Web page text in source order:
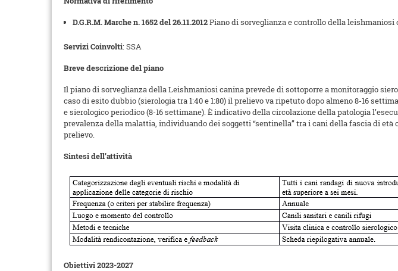
D.G.R.M. Marche n. 1652 del 26.11.2012Piano di sorveglianza e controllo della leishmaniosi
Servizi Coinvolti: SSA
Breve descrizione del piano
Il piano di sorveglianza della Leishmaniosi canina prevede di sottoporre a monitoraggio
caso di esito dubbio (sierologia tra 1:40 e 1:80) il prelievo va ripetuto dopo almeno 8-16
e sierologico periodico (8-16 settimane). È indicativo della circolazione della patologia
prevalenza della malattia, individuando dei soggetti “sentinella” tra i cani della fascia di
prelievo.
Sintesi dell’attività
Obiettivi 2023-2027